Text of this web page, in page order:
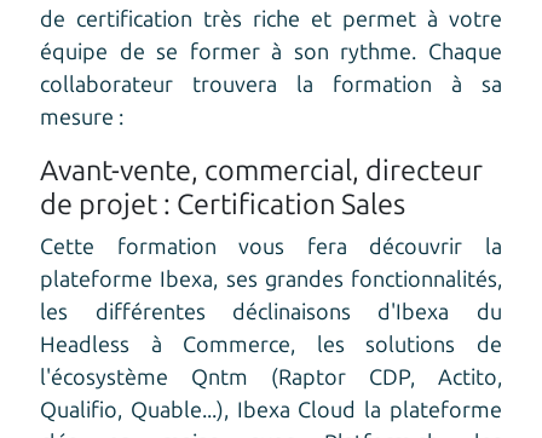
de certification très riche et permet à votre
équipe de se former à son rythme. Chaque
collaborateur trouvera la formation à sa
mesure :
Avant-vente, commercial, directeur
de projet : Certification Sales
Cette formation vous fera découvrir la
plateforme Ibexa, ses grandes fonctionnalités,
les différentes déclinaisons d'Ibexa du
Headless à Commerce, les solutions de
l'écosystème Qntm (Raptor CDP, Actito,
Qualifio, Quable...), Ibexa Cloud la plateforme